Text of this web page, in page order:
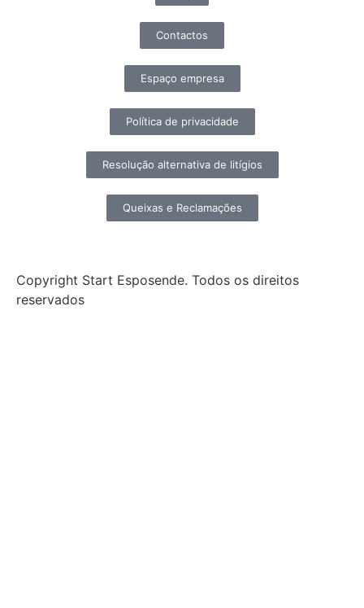
Contactos
Espaço empresa
Política de privacidade
Resolução alternativa de litígios
Queixas e Reclamações
Copyright Start Esposende. Todos os direitos
reservados